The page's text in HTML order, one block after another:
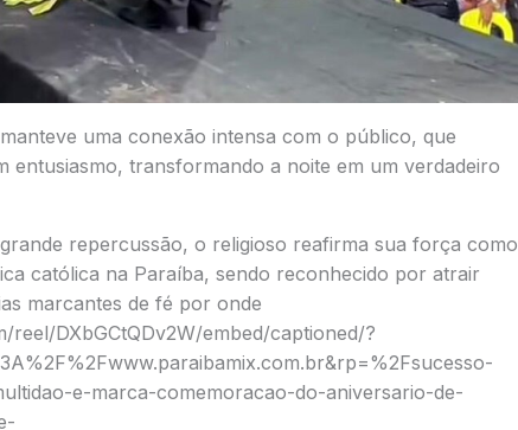
uma conexão intensa com o público, que
entusiasmo, transformando a noite em um verdadeiro
repercussão, o religioso reafirma sua força como
católica na Paraíba, sendo reconhecido por atrair
marcantes de fé por onde
reel/DXbGCtQDv2W/embed/captioned/?
e-marca-comemoracao-do-aniversario-de-